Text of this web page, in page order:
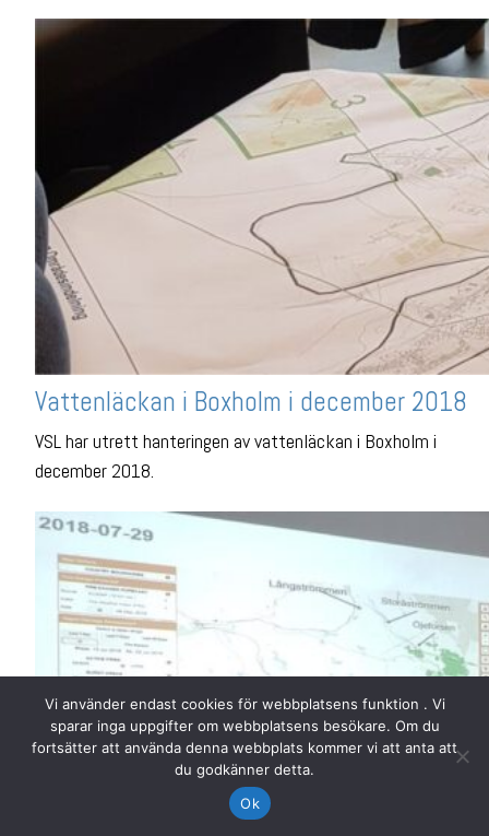
Vattenläckan i Boxholm i december 2018
VSL har utrett hanteringen av vattenläckan i Boxholm i
december 2018.
Vi använder endast cookies för webbplatsens funktion . Vi
sparar inga uppgifter om webbplatsens besökare. Om du
fortsätter att använda denna webbplats kommer vi att anta att
du godkänner detta.
Ok